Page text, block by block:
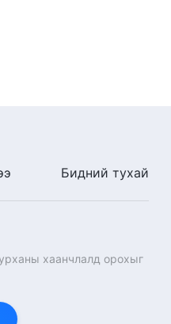
Бидний тухай
хаанчлалд орохыг